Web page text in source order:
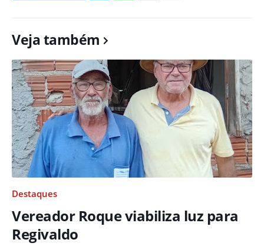
Veja também
Destaques
Vereador Roque viabiliza luz para
Regivaldo